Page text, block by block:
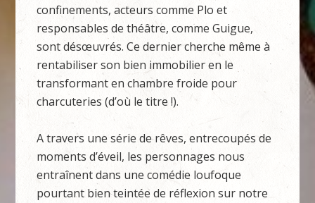
confinements, acteurs comme Plo et
responsables de théâtre, comme Guigue,
sont désœuvrés. Ce dernier cherche même à
rentabiliser son bien immobilier en le
transformant en chambre froide pour
charcuteries (d’où le titre !).
A travers une série de rêves, entrecoupés de
moments d’éveil, les personnages nous
entraînent dans une comédie loufoque
pourtant bien teintée de réflexion sur notre